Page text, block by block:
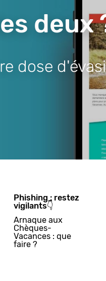
deux
dose
Phishing : restez
vigilants👇
Arnaque aux
Chèques-
Vacances : que
faire ?